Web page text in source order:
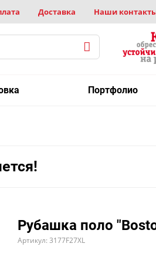
Доставка Наши
Портфолио
Рубашка поло
Артикул: 3177F27XL